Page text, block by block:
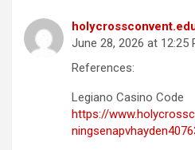
June 28, 2026 at 12:25
References:
Legiano Casino Code
https://